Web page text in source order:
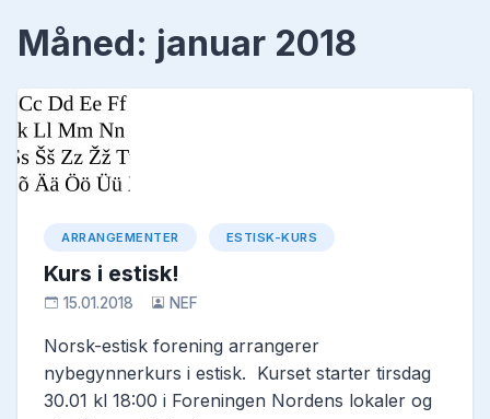
Måned: januar 2018
ARRANGEMENTER ESTISK-KURS
Kurs i estisk!
15.01.2018 NEF
Norsk-estisk forening arrangerer
nybegynnerkurs i estisk. Kurset starter tirsdag
30.01 kl 18:00 i Foreningen Nordens lokaler og